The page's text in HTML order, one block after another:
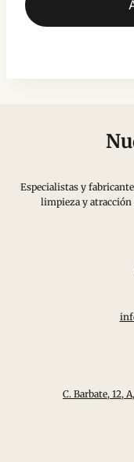
Especialistas y
limpieza y atracción
C. Barbate, 12,